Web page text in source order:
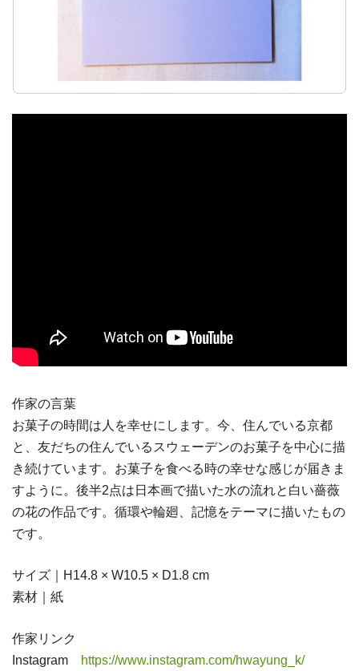
作家の言葉
お菓子の時間は人を幸せにします。今、住んでいる京都
と、友だちの住んでいるスウェーデンのお菓子を中心に描
き続けています。お菓子を食べる時の幸せな感じが届きま
すように。後半2点は日本画で描いた水の流れと白い薔薇
の花の作品です。循環や輪廻、記憶をテーマに描いたもの
です。
サイズ｜H14.8 × W10.5 × D1.8 cm
素材｜紙
作家リンク
Instagram
https://www.instagram.com/hwayung_k/